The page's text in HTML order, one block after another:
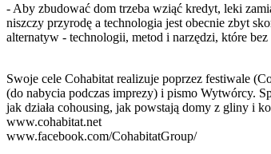
- Aby zbudować dom trzeba wziąć kredyt, leki
niszczy przyrodę a technologia jest obecnie zbyt
alternatyw - technologii, metod i narzędzi, które
Swoje cele Cohabitat realizuje poprzez festiwale
(do nabycia podczas imprezy) i pismo Wytwórcy.
jak działa cohousing, jak powstają domy z gliny i
www.cohabitat.net
www.facebook.com/CohabitatGroup/